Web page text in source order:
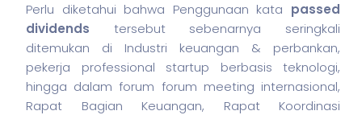
Perlu diketahui bahwa Penggunaan kata passed
dividends tersebut sebenarnya seringkali
ditemukan di Industri keuangan & perbankan,
pekerja professional startup berbasis teknologi,
hingga dalam forum forum meeting internasional,
Rapat Bagian Keuangan, Rapat Koordinasi